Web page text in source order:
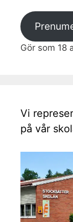
Gör som 18
Vi
på vår